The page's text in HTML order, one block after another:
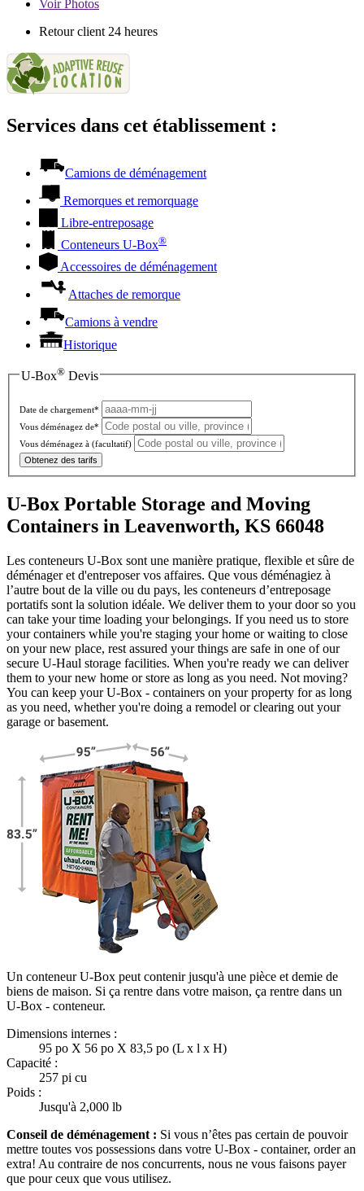
VoirPhotos
Retour client 24 heures
Services dans cet établissement :
Camions de déménagement
Remorques et remorquage
Libre-entreposage
Conteneurs U-Box®
Accessoires de déménagement
Attaches de remorque
Camions à vendre
Historique
U-Box® Devis
Date de chargement*
Vous déménagez de*
Vous déménagez à (facultatif)
Obtenez des tarifs
U-Box Portable Storage and Moving
Containers in Leavenworth, KS 66048
Les conteneurs U-Box sont une manière pratique, flexible et sûre de
déménager et d'entreposer vos affaires. Que vous déménagiez à
l’autre bout de la ville ou du pays, les conteneurs d’entreposage
portatifs sont la solution idéale. We deliver them to your door so you
can take your time loading your belongings. If you need us to store
your containers while you're staging your home or waiting to close
on your new place, rest assured your things are safe in one of our
secure U-Haul storage facilities. When you're ready we can deliver
them to your new home or store as long as you need. Not moving?
You can keep yourU-Box - containers on your property for as long
as you need, whether you're doing a remodel or clearing out your
garage or basement.
Un conteneur U-Box peut contenir jusqu'à une pièce et demie de
biens de maison. Si ça rentre dans votre maison, ça rentre dans un
U-Box - conteneur.
Dimensions internes :
95 po X 56 po X 83,5 po (L x l x H)
Capacité :
257 pi cu
Poids :
Jusqu'à 2,000 lb
Conseil de déménagement : Si vous n’êtes pas certain de pouvoir
mettre toutes vos possessions dans votre U-Box - container, order an
extra! Au contraire de nos concurrents, nous ne vous faisons payer
que pour ceux que vous utilisez.